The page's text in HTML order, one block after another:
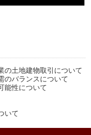
土地建物取引について
のバランスについて
能性について
いて